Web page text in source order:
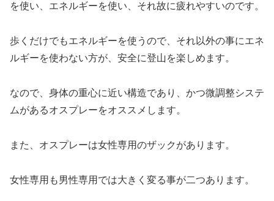
を使い、エネルギーを使い、それ故に疲れやすいのです。
歩くだけでもエネルギーを使うので、それ以外の事にエネ
ルギーを使わない方が、安全に登山を楽しめます。
なので、身体の重心に近い構造であり、かつ微調整システ
ムがあるオスプレーをオススメします。
また、オスプレーは女性専用のザックがあります。
女性専用も男性専用では大きく変る事が二つあります。